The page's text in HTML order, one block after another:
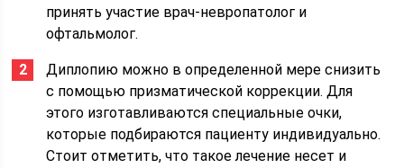
принять участие врач-невропатолог и
офтальмолог.
Диплопию можно в определенной мере снизить
с помощью призматической коррекции. Для
этого изготавливаются специальные очки,
которые подбираются пациенту индивидуально.
Стоит отметить, что такое лечение несет и